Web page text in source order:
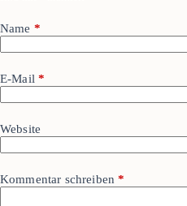
Name *
E-Mail*
Website
Kommentar schreiben *